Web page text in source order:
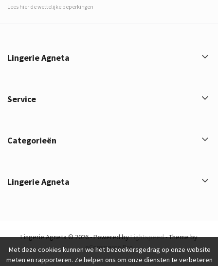
Lees hier de wettelijke beperkingen
Lingerie Agneta
Service
Categorieën
Lingerie Agneta
Lingerie Agneta © 2026 - Powered byLightspeed- Theme by
eCommerce Pro
Met deze cookies kunnen we het bezoekersgedrag op onze website
meten en rapporteren. Ze helpen ons om onze diensten te verbeteren